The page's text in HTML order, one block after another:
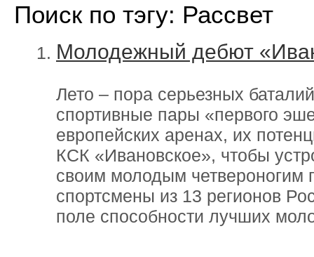
Поиск по тэгу: Рассвет
Молодежный дебют
Лето – пора серьезных
спортивные пары «первого
европейских аренах, их
КСК «Ивановское», чтобы
своим молодым
спортсмены из 13 регионов
поле способности лучших